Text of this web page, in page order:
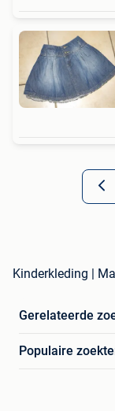
Kinderkleding |
Gerelateerde
Populaire